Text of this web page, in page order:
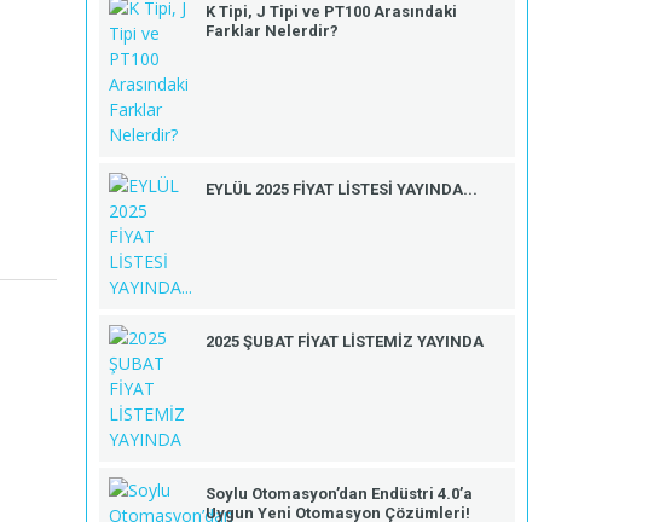
K Tipi, J Tipi ve PT100 Arasındaki
Farklar Nelerdir?
EYLÜL 2025 FİYAT LİSTESİ YAYINDA...
2025 ŞUBAT FİYAT LİSTEMİZ YAYINDA
Soylu Otomasyon’dan Endüstri 4.0’a
Uygun Yeni Otomasyon Çözümleri!